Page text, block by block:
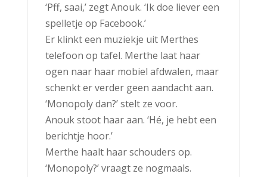
‘Pff, saai,’ zegt Anouk. ‘Ik doe liever een
spelletje op Facebook.’
Er klinkt een muziekje uit Merthes
telefoon op tafel. Merthe laat haar
ogen naar haar mobiel afdwalen, maar
schenkt er verder geen aandacht aan.
‘Monopoly dan?’ stelt ze voor.
Anouk stoot haar aan. ‘Hé, je hebt een
berichtje hoor.’
Merthe haalt haar schouders op.
‘Monopoly?’ vraagt ze nogmaals.